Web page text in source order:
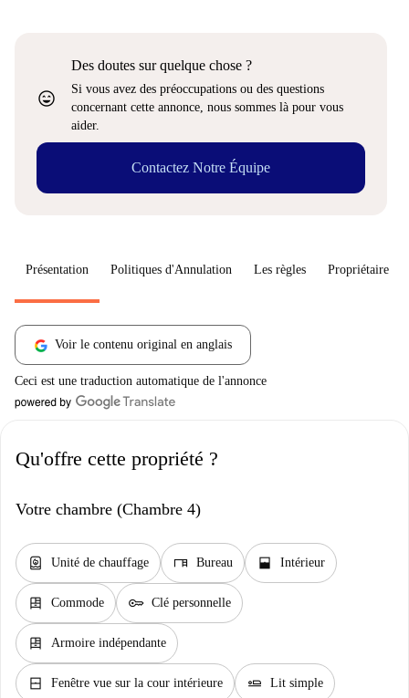
sentiment_very_satisfied
Des doutes sur quelque chose ?
Si vous avez des préoccupations ou des questions
concernant cette annonce, nous sommes là pour vous
aider.
Contactez Notre Équipe
Présentation Politiques d'Annulation Les règles Propriétaire
Voir le contenu original en anglais
Ceci est une traduction automatique de l'annonce
Qu'offre cette propriété ?
Votre chambre (Chambre 4)
water_heater Unité de chauffage desk Bureau window_open Intérieur
dresser Commode key Clé personnelle
dresser Armoire indépendante
window_closed Fenêtre vue sur la cour intérieure airline_seat_flat Lit simple